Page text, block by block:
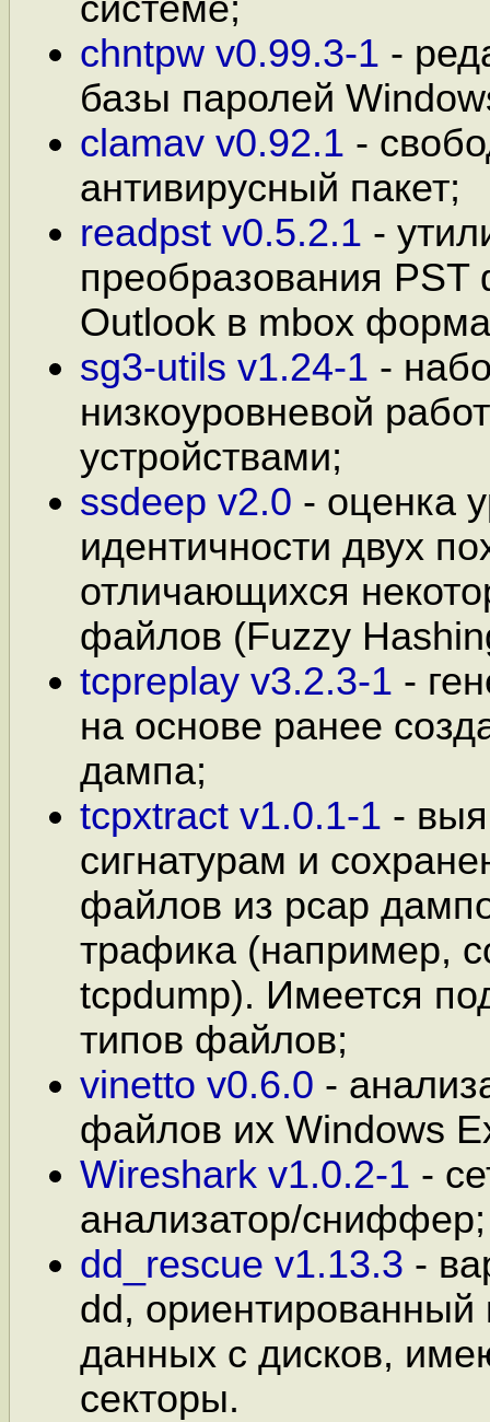
chntpw v0.99.3-1 -
базы паролей
clamav v0.92.1 -
антивирусный пакет;
readpst v0.5.2.1 -
преобразования
Outlook в mbox
sg3-utils v1.24-1 -
низкоуровневой
устройствами;
ssdeep v2.0 - оценка
идентичности двух
отличающихся
файлов (Fuzzy
tcpreplay v3.2.3-1 -
на основе ранее
дампа;
tcpxtract v1.0.1-1 -
сигнатурам и
файлов из pcap
трафика (например,
tcpdump). Имеется
типов файлов;
vinetto v0.6.0 -
файлов их Windows
Wireshark v1.0.2-1 -
анализатор/сниффер;
dd_rescue v1.13.3 -
dd, ориентированный
данных с дисков,
секторы.